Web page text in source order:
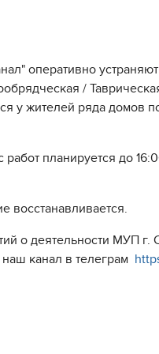
оперативно
/
у жителей ряда домов
планируется до
восстанавливается.
о деятельности МУП
канал в телеграм